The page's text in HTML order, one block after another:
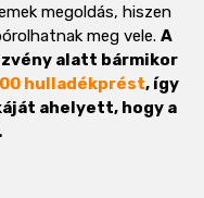
megoldás, hiszen
meg vele. A
alatt bármikor
hulladékprést, így
ahelyett, hogy a